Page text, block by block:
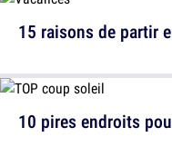
15 raisons de partir
10 pires endroits